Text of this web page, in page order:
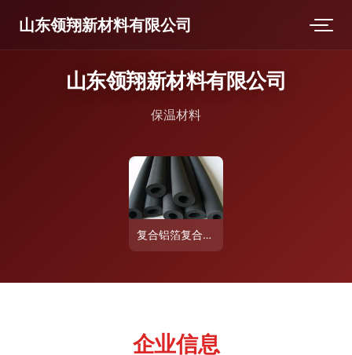
山东领翔新材料有限公司
山东领翔新材料有限公司
保温材料
复合铝箔复合橡塑保温板一立方价格及橡塑海绵板厂家报价分析
企业信息